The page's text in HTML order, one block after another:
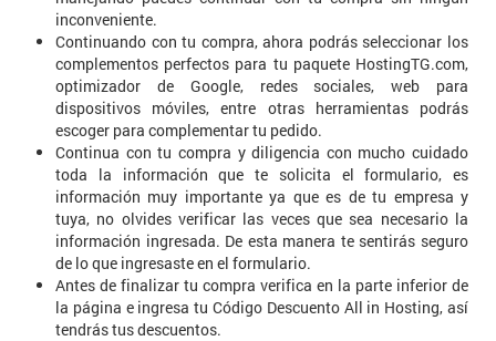
inconveniente.
Continuando con tu compra, ahora podrás seleccionar los
complementos perfectos para tu paquete HostingTG.com,
optimizador de Google, redes sociales, web para
dispositivos móviles, entre otras herramientas podrás
escoger para complementar tu pedido.
Continua con tu compra y diligencia con mucho cuidado
toda la información que te solicita el formulario, es
información muy importante ya que es de tu empresa y
tuya, no olvides verificar las veces que sea necesario la
información ingresada. De esta manera te sentirás seguro
de lo que ingresaste en el formulario.
Antes de finalizar tu compra verifica en la parte inferior de
la página e ingresa tu Código Descuento All in Hosting, así
tendrás tus descuentos.